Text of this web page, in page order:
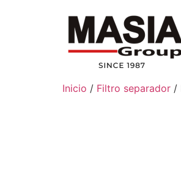
Inicio / Filtro separador /